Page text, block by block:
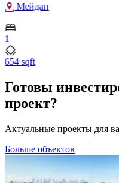
Мейдан
1
654 sqft
Готовы
проект?
Актуальные проекты для
Больше объектов